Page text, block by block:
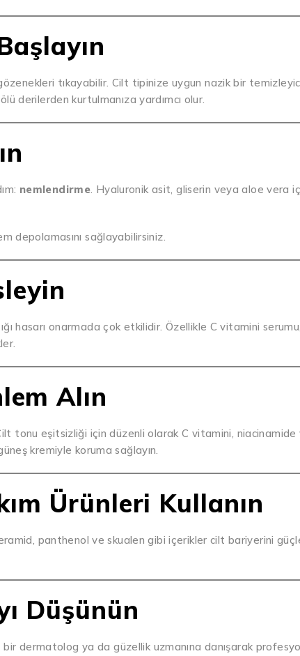
tıkayabilir. Cilt tipinize uygun nazik bir
derilerden kurtulmanıza yardımcı olur.
nemlendirme. Hyaluronik asit, gliserin veya aloe vera
depolamasını sağlayabilirsiniz.
hasarı onarmada çok etkilidir. Özellikle C vitamini
Alın
tonu eşitsizliği için düzenli olarak C vitamini,
kremiyle koruma sağlayın.
Ürünleri Kullanın
panthenol ve skualen gibi içerikler cilt bariyerini
Düşünün
dermatolog ya da güzellik uzmanına danışarak